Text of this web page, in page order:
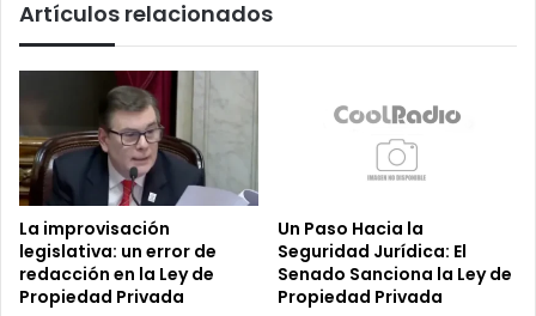
Artículos relacionados
La improvisación
legislativa: un error de
redacción en la Ley de
Propiedad Privada
Un Paso Hacia la
Seguridad Jurídica: El
Senado Sanciona la Ley de
Propiedad Privada